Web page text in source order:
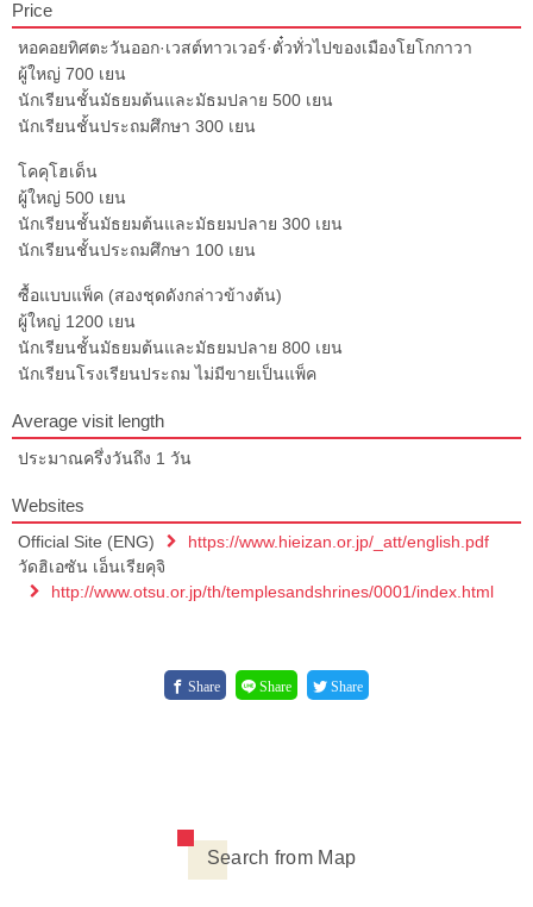
Price
หอคอยทิศตะวันออก·เวสต์ทาวเวอร์·ตั๋วทั่วไปของเมืองโยโกกาวา
ผู้ใหญ่ 700 เยน
นักเรียนชั้นมัธยมต้นและมัธมปลาย 500 เยน
นักเรียนชั้นประถมศึกษา 300 เยน
โคคุโฮเด็น
ผู้ใหญ่ 500 เยน
นักเรียนชั้นมัธยมต้นและมัธยมปลาย 300 เยน
นักเรียนชั้นประถมศึกษา 100 เยน
ซื้อแบบแพ็ค (สองชุดดังกล่าวข้างต้น)
ผู้ใหญ่ 1200 เยน
นักเรียนชั้นมัธยมต้นและมัธยมปลาย 800 เยน
นักเรียนโรงเรียนประถม ไม่มีขายเป็นแพ็ค
Average visit length
ประมาณครึ่งวันถึง 1 วัน
Websites
Official Site (ENG)
https://www.hieizan.or.jp/_att/english.pdf
วัดฮิเอซัน เอ็นเรียคุจิ
http://www.otsu.or.jp/th/templesandshrines/0001/index.html
Share Share Share
Search from Map